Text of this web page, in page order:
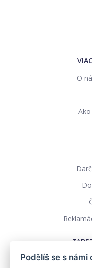
O
Podělíš se s námi